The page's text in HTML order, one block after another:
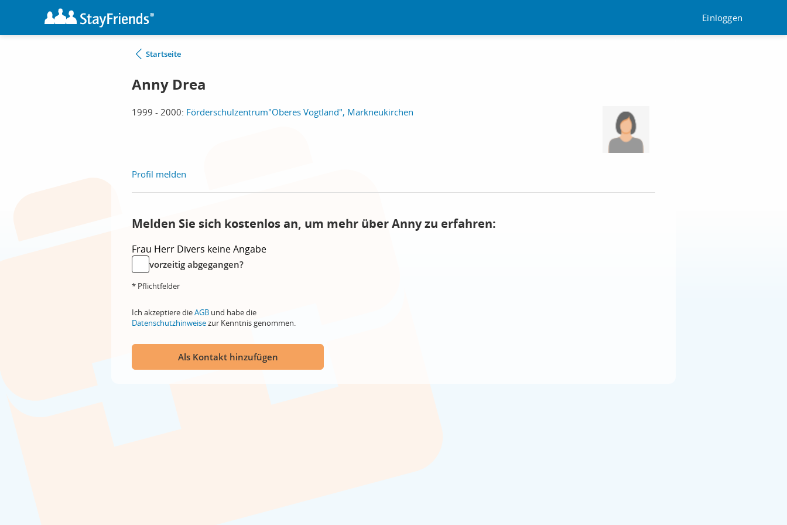
Einloggen
Startseite
Anny Drea
1999 - 2000: Förderschulzentrum"Oberes Vogtland", Markneukirchen
Profil melden
Melden Sie sich kostenlos an, um mehr über Anny zu erfahren:
Frau Herr Divers keine Angabe
vorzeitig abgegangen?
* Pflichtfelder
Ich akzeptiere dieAGB und habe die
Datenschutzhinweisezur Kenntnis genommen.
Als Kontakt hinzufügen